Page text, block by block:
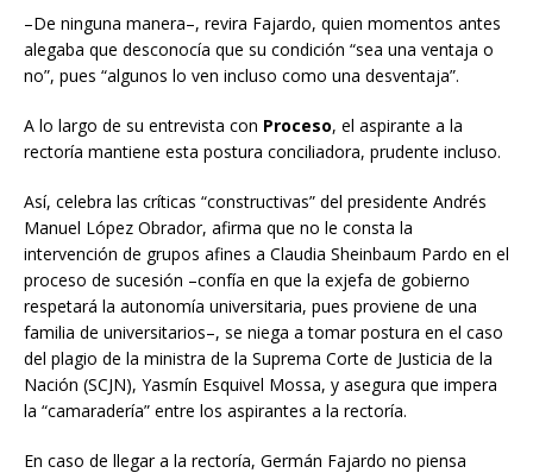
–De ninguna manera–, revira Fajardo, quien momentos antes
alegaba que desconocía que su condición “sea una ventaja o
no”, pues “algunos lo ven incluso como una desventaja”.
A lo largo de su entrevista con Proceso, el aspirante a la
rectoría mantiene esta postura conciliadora, prudente incluso.
Así, celebra las críticas “constructivas” del presidente Andrés
Manuel López Obrador, afirma que no le consta la
intervención de grupos afines a Claudia Sheinbaum Pardo en el
proceso de sucesión –confía en que la exjefa de gobierno
respetará la autonomía universitaria, pues proviene de una
familia de universitarios–, se niega a tomar postura en el caso
del plagio de la ministra de la Suprema Corte de Justicia de la
Nación (SCJN), Yasmín Esquivel Mossa, y asegura que impera
la “camaradería” entre los aspirantes a la rectoría.
En caso de llegar a la rectoría, Germán Fajardo no piensa